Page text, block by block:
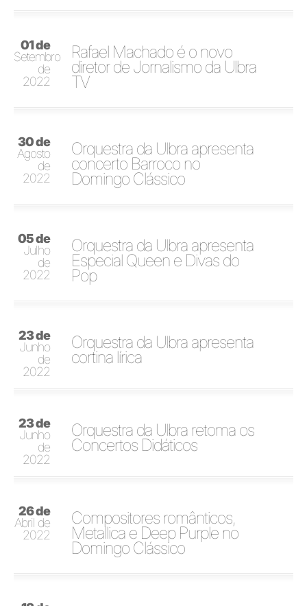
01 de
Setembro
de
2022
Rafael Machado é o novo
diretor de Jornalismo da Ulbra
TV
30 de
Agosto
de
2022
Orquestra da Ulbra apresenta
concerto Barroco no
Domingo Clássico
05 de
Julho
de
2022
Orquestra da Ulbra apresenta
Especial Queen e Divas do
Pop
23 de
Junho
de
2022
Orquestra da Ulbra apresenta
cortina lírica
23 de
Junho
de
2022
Orquestra da Ulbra retoma os
Concertos Didáticos
26 de
Abril de
2022
Compositores românticos,
Metallica e Deep Purple no
Domingo Clássico